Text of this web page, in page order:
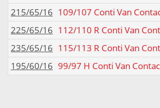
215/65/16 109/107 Conti Van
225/65/16 112/110 R Conti Van
235/65/16 115/113 R Conti Van
195/60/16 99/97 H Conti Van